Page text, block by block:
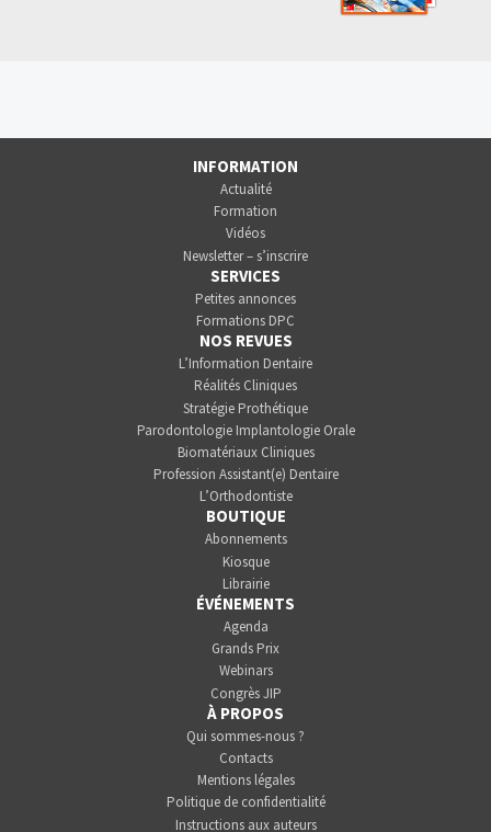
INFORMATION
Actualité
Formation
Vidéos
Newsletter – s’inscrire
SERVICES
Petites annonces
Formations DPC
NOS REVUES
L’Information Dentaire
Réalités Cliniques
Stratégie Prothétique
Parodontologie Implantologie Orale
Biomatériaux Cliniques
Profession Assistant(e) Dentaire
L’Orthodontiste
BOUTIQUE
Abonnements
Kiosque
Librairie
ÉVÉNEMENTS
Agenda
Grands Prix
Webinars
Congrès JIP
À PROPOS
Qui sommes-nous ?
Contacts
Mentions légales
Politique de confidentialité
Instructions aux auteurs